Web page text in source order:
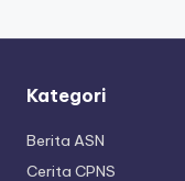
Kategori
Berita ASN
Cerita CPNS